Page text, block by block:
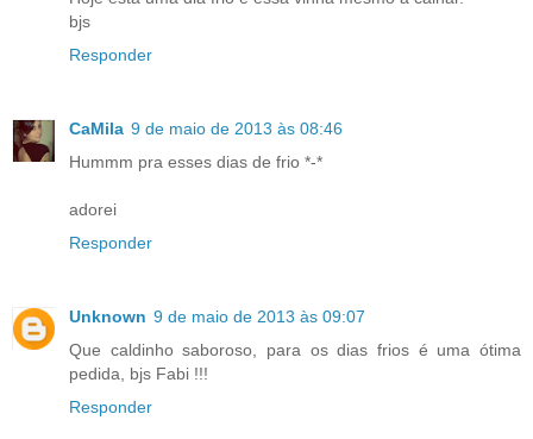
bjs
Responder
CaMila 9 de maio de 2013 às 08:46
Hummm pra esses dias de frio *-*
adorei
Responder
Unknown 9 de maio de 2013 às 09:07
Que caldinho saboroso, para os dias frios é uma ótima
pedida, bjs Fabi !!!
Responder